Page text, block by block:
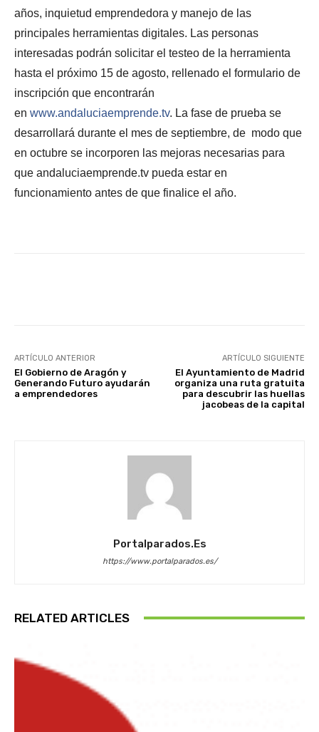
años, inquietud emprendedora y manejo de las
principales herramientas digitales. Las personas
interesadas podrán solicitar el testeo de la herramienta
hasta el próximo 15 de agosto, rellenado el formulario de
inscripción que encontrarán
en www.andaluciaemprende.tv. La fase de prueba se
desarrollará durante el mes de septiembre, de modo que
en octubre se incorporen las mejoras necesarias para
que andaluciaemprende.tv pueda estar en
funcionamiento antes de que finalice el año.
ARTÍCULO ANTERIOR
El Gobierno de Aragón y
Generando Futuro ayudarán
a emprendedores
ARTÍCULO SIGUIENTE
El Ayuntamiento de Madrid
organiza una ruta gratuita
para descubrir las huellas
jacobeas de la capital
Portalparados.es
https://www.portalparados.es/
RELATED ARTICLES